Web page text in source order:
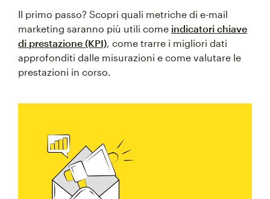
Il primo passo? Scopri quali metriche di e-mail
marketing saranno più utili come indicatori chiave
di prestazione (KPI), come trarre i migliori dati
approfonditi dalle misurazioni e come valutare le
prestazioni in corso.